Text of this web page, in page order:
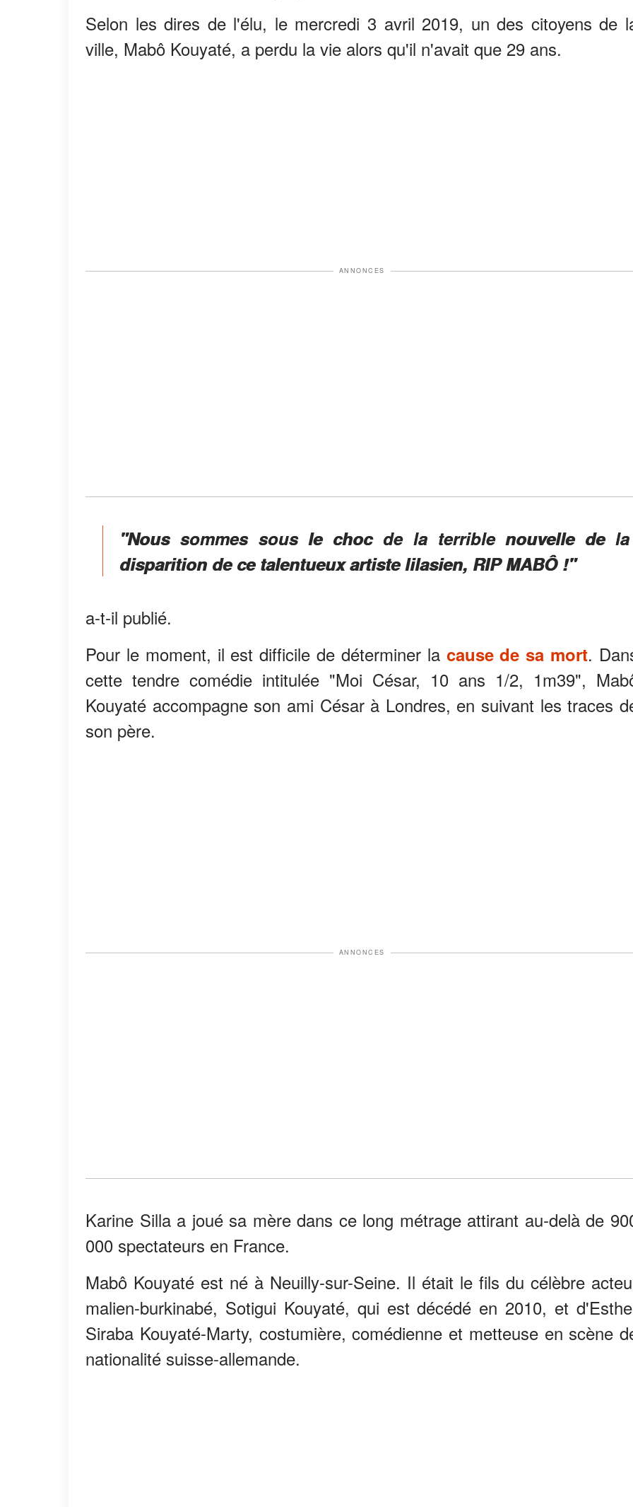
Selon les dires de l'élu, le mercredi 3 avril 2019, un des citoyens de
ville, Mabô Kouyaté, a perdu la vie alors qu'il n'avait que 29 ans.
ANNONCES
"Nous sommes sous le choc de la terrible nouvelle de la
disparition de ce talentueux artiste lilasien, RIP MABÔ !"
a-t-il publié.
Pour le moment, il est difficile de déterminer la cause de sa mort.
cette tendre comédie intitulée "Moi César, 10 ans 1/2, 1m39",
Kouyaté accompagne son ami César à Londres, en suivant les traces
son père.
ANNONCES
Karine Silla a joué sa mère dans ce long métrage attirant au-delà de
000 spectateurs en France.
Mabô Kouyaté est né à Neuilly-sur-Seine. Il était le fils du célèbre
malien-burkinabé, Sotigui Kouyaté, qui est décédé en 2010, et
Siraba Kouyaté-Marty, costumière, comédienne et metteuse en scène
nationalité suisse-allemande.